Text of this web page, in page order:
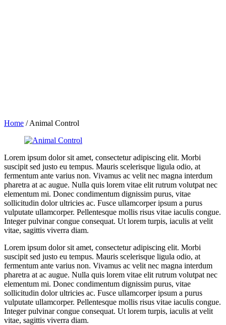
Home /Animal Control
Lorem ipsum dolor sit amet, consectetur adipiscing elit. Morbi
suscipit sed justo eu tempus. Mauris scelerisque ligula odio, at
fermentum ante varius non. Vivamus ac velit nec magna interdum
pharetra at ac augue. Nulla quis lorem vitae elit rutrum volutpat nec
elementum mi. Donec condimentum dignissim purus, vitae
sollicitudin dolor ultricies ac. Fusce ullamcorper ipsum a purus
vulputate ullamcorper. Pellentesque mollis risus vitae iaculis congue.
Integer pulvinar congue consequat. Ut lorem turpis, iaculis at velit
vitae, sagittis viverra diam.
Lorem ipsum dolor sit amet, consectetur adipiscing elit. Morbi
suscipit sed justo eu tempus. Mauris scelerisque ligula odio, at
fermentum ante varius non. Vivamus ac velit nec magna interdum
pharetra at ac augue. Nulla quis lorem vitae elit rutrum volutpat nec
elementum mi. Donec condimentum dignissim purus, vitae
sollicitudin dolor ultricies ac. Fusce ullamcorper ipsum a purus
vulputate ullamcorper. Pellentesque mollis risus vitae iaculis congue.
Integer pulvinar congue consequat. Ut lorem turpis, iaculis at velit
vitae, sagittis viverra diam.